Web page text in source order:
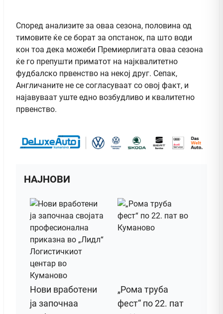
Според анализите за оваа сезона, половина од
тимовите ќе се борат за опстанок, па што води
кон тоа дека можеби Премиерлигата оваа сезона
ќе го препушти приматот на најквалитетно
фудбалско првенство на некој друг. Сепак,
Англичаните не се согласуваат со овој факт, и
најавуваат уште едно возбудливо и квалитетно
првенство.
НАЈНОВИ
Нови вработени
ја започнаа
„Рома труба
фест“ по 22. пат